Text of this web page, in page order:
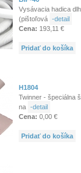
Vysávacia hadica
(pištoľová -detail
Cena: 193,11 €
Pridať do košíka
H1804
Twinner - špeciálna
na -detail
Cena: 0,00 €
Pridať do košíka